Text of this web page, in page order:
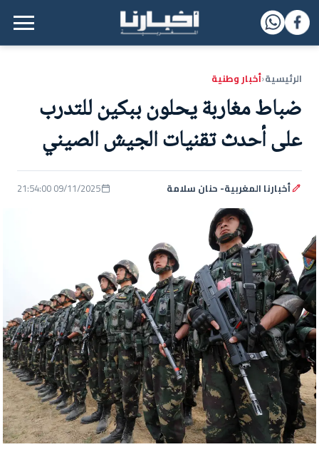
القائمة الرئيسية
الرئيسية‹أخبار وطنية
ضباط مغاربة يحلون ببكين للتدرب
على أحدث تقنيات الجيش الصيني
أخبارنا المغربية- حنان سلامة 09/11/2025 21:54:00